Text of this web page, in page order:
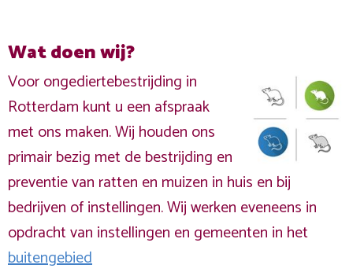
Wat doen wij?
Voor ongediertebestrijding in
Rotterdam kunt u een afspraak
met ons maken. Wij houden ons
primair bezig met de bestrijding en
preventie van ratten en muizen in huis en bij
bedrijven of instellingen. Wij werken eveneens in
opdracht van instellingen en gemeenten in het
buitengebied